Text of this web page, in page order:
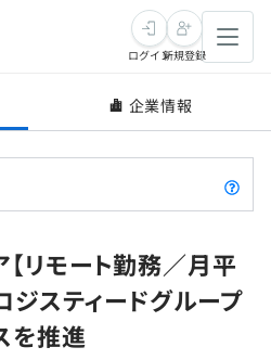
ログイン新規登録
企業情報
リモート勤務／月平
ジスティードグループ
を推進